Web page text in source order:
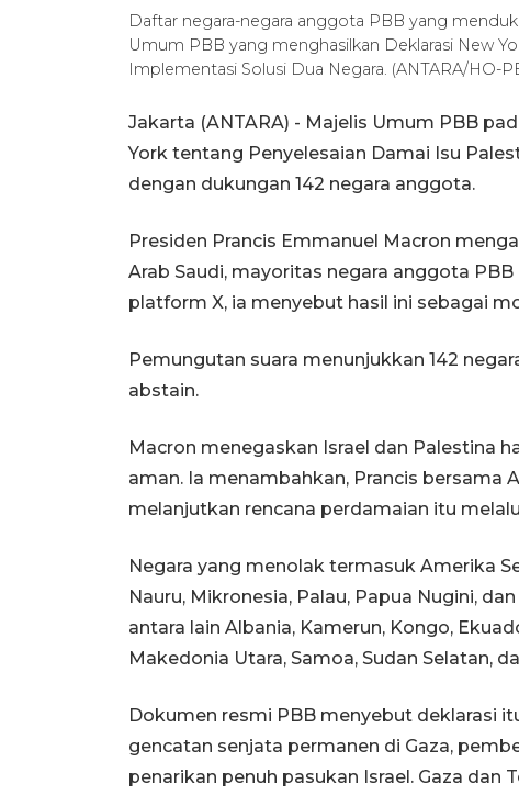
Daftar negara-negara anggota PBB yang
Umum PBB yang menghasilkan Deklarasi New
Implementasi Solusi Dua Negara. (ANTARA/HO-
Jakarta (ANTARA) - Majelis Umum PBB
York tentang Penyelesaian Damai Isu
dengan dukungan 142 negara anggota.
Presiden Prancis Emmanuel Macron
Arab Saudi, mayoritas negara anggota
platform X, ia menyebut hasil ini sebagai
Pemungutan suara menunjukkan 142
abstain.
Macron menegaskan Israel dan Palestina
aman. Ia menambahkan, Prancis bersama
melanjutkan rencana perdamaian itu
Negara yang menolak termasuk Amerika
Nauru, Mikronesia, Palau, Papua Nugini,
antara lain Albania, Kamerun, Kongo,
Makedonia Utara, Samoa, Sudan Selatan,
Dokumen resmi PBB menyebut deklarasi
gencatan senjata permanen di Gaza,
penarikan penuh pasukan Israel. Gaza dan